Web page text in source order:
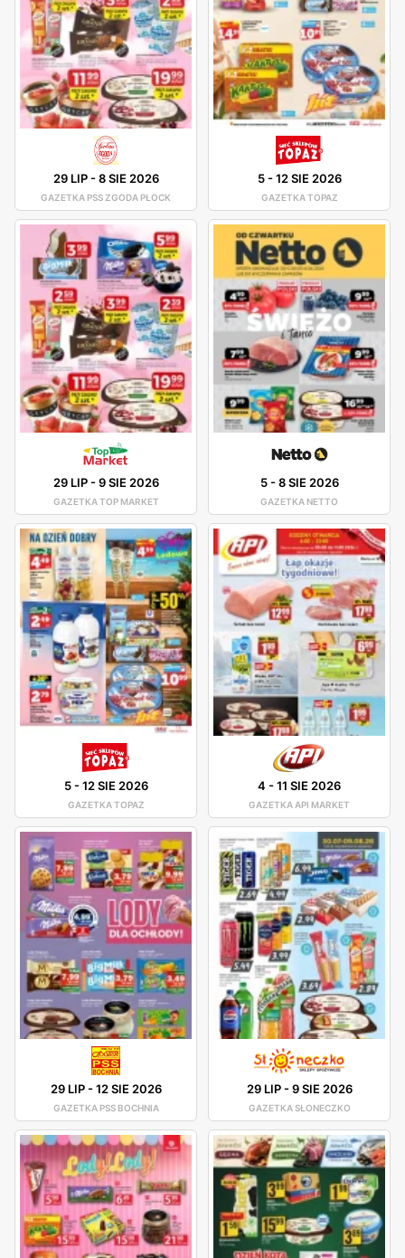
29 LIP-8 SIE 2026
GAZETKA PSS ZGODA PŁOCK
5-12 SIE 2026
GAZETKA TOPAZ
29 LIP-9 SIE 2026
GAZETKA TOP MARKET
5-8 SIE 2026
GAZETKA NETTO
5-12 SIE 2026
GAZETKA TOPAZ
4 -11 SIE 2026
GAZETKA API MARKET
29 LIP-12 SIE 2026
GAZETKA PSS BOCHNIA
29 LIP-9 SIE 2026
GAZETKA SŁONECZKO